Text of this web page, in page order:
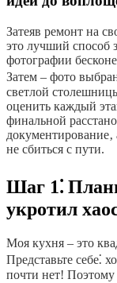
Затеяв ремонт на
это лучший способ
фотографии
Затем – фото
светлой
оценить каждый
финальной
не сбиться с пути.
Шаг 1⁚
укротил
Моя кухня – это
Представьте себе⁚
почти нет!